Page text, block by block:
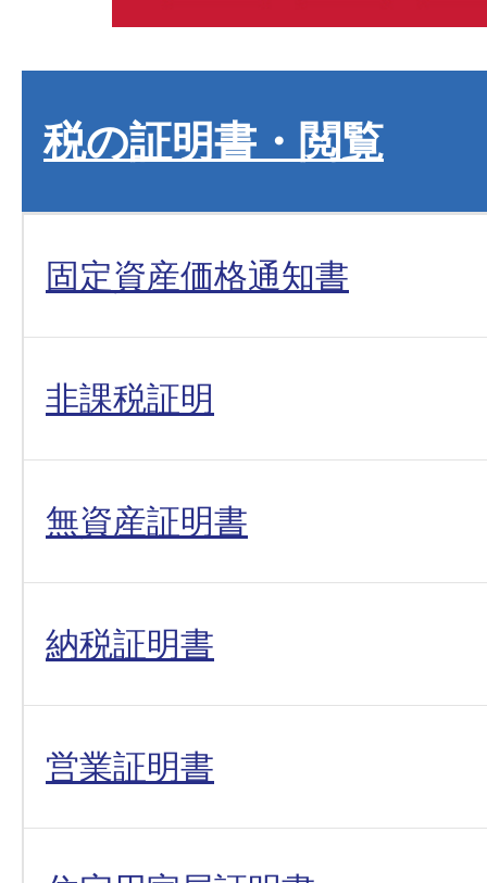
税の証明書・閲覧
固定資産価格通知書
非課税証明
無資産証明書
納税証明書
営業証明書